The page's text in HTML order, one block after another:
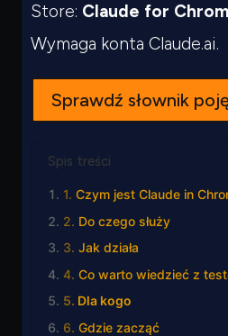
Store: Claude for
Wymaga konta Claude.ai.
Sprawdź słownik
Spis treści
Czym jest Claude in
Do czego służy
Jak działa
Co warto wiedzieć z
Dla kogo
Gdzie zacząć